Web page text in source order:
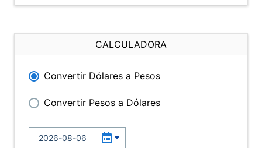
CALCULADORA
Convertir Dólares a Pesos
Convertir Pesos a Dólares